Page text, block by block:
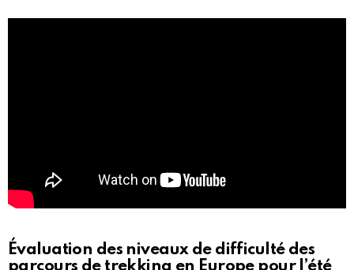
Évaluation des niveaux de difficulté des
parcours de trekking en Europe pour l’été